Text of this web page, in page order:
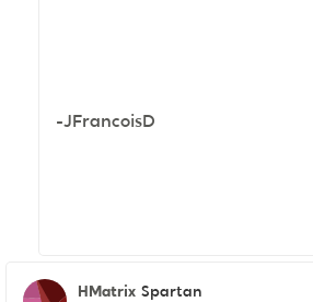
-JFrancoisD
HMatrix Spartan